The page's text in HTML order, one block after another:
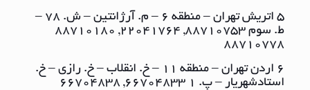
5 اتریش تهران – منطقه ٦ – م. آرژانتین – ش. ٧٨ –
ط. سوم ٨٨٧١٠٧٥٣, ٢٢٠٤١٧٦٤, ٨٨٧١٠١٨٠
٨٨٧١٠٧٧٨
6 اردن تهران – منطقه ١١ – خ. انقلاب – خ. رازی – خ.
استادشهریار – پ. ١ ٦٦٧٠٤٨٣٣, ٦٦٧٠٤٨٣٨